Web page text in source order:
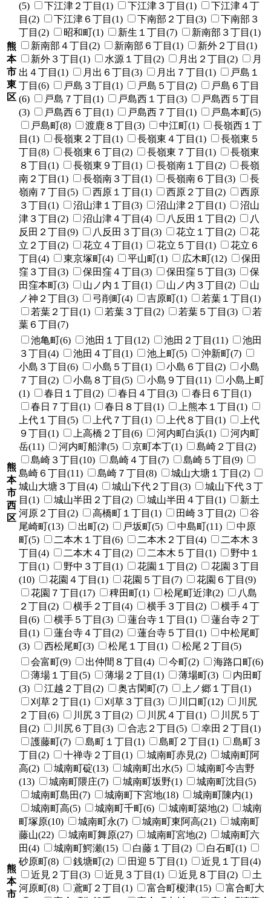
熊
本
市
東
区
(5)
下江津２丁目(1) 下江津３丁目(1)
下江津４丁
目(2)
下江津６丁目(1) 下南部２丁目(3)
下南部３
丁目(2)
昭和町(1) 新生１丁目(7)
新南部３丁目(1)
新南部４丁目(2)
新南部６丁目(1)
新外２丁目(1)
新外３丁目(1)
水源１丁目(2) 月出２丁目(2)
月
出４丁目(1)
月出６丁目(3) 月出７丁目(1)
戸島１
丁目(6)
戸島３丁目(1) 戸島５丁目(2)
戸島６丁目
(6)
戸島７丁目(1) 戸島西１丁目(3)
戸島西５丁目
(3)
戸島西６丁目(1) 戸島西７丁目(1)
戸島本町(5)
戸島町(8)
渡鹿８丁目(3) 中江町(1)
長嶺西１丁
目(1)
長嶺東２丁目(1) 長嶺東４丁目(1)
長嶺東５
丁目(8)
長嶺東６丁目(2) 長嶺東７丁目(1)
長嶺東
８丁目(1)
長嶺東９丁目(1) 長嶺南１丁目(2)
長嶺
南２丁目(1)
長嶺南３丁目(1) 長嶺南６丁目(3)
長
嶺南７丁目(5)
西原１丁目(1) 西原２丁目(2)
西原
３丁目(1)
沼山津１丁目(3) 沼山津２丁目(1)
沼山
津３丁目(2)
沼山津４丁目(4) 八反田１丁目(2)
八
反田２丁目(9)
八反田３丁目(3) 花立１丁目(2)
花
立２丁目(2)
花立４丁目(1) 花立５丁目(1)
花立６
丁目(4)
東京塚町(4) 平山町(1) 広木町(12)
保田
窪３丁目(3)
保田窪４丁目(3) 保田窪５丁目(3)
保
田窪本町(3)
山ノ内１丁目(1) 山ノ内３丁目(2)
山
ノ神２丁目(3)
弓削町(4) 吉原町(1)
若葉１丁目(1)
若葉２丁目(1)
若葉３丁目(2) 若葉５丁目(3)
若
葉６丁目(7)
熊
本
市
西
区
池亀町(6) 池田１丁目(12) 池田２丁目(11)
池田
３丁目(4)
池田４丁目(1) 池上町(5)
沖新町(7)
小島３丁目(6)
小島５丁目(1) 小島６丁目(2)
小島
７丁目(2)
小島８丁目(5) 小島９丁目(11)
小島上町
(1)
春日１丁目(2) 春日４丁目(3)
春日６丁目(1)
春日７丁目(1)
春日８丁目(1)
上熊本１丁目(1)
上代１丁目(5)
上代７丁目(1) 上代８丁目(1)
上代
９丁目(1)
上高橋２丁目(6) 河内町白浜(1)
河内町
岳(11)
河内町船津(5) 京町本丁(1)
島崎２丁目(2)
島崎３丁目(10)
島崎４丁目(7)
島崎５丁目(9)
島崎６丁目(11)
島崎７丁目(8)
城山大塘１丁目(2)
城山大塘３丁目(4)
城山下代２丁目(3)
城山下代３丁
目(1)
城山半田２丁目(2) 城山半田４丁目(1)
新土
河原２丁目(2)
高橋町１丁目(1) 田崎３丁目(2)
谷
尾崎町(13)
出町(2) 戸坂町(5) 中島町(11)
中原
町(5)
二本木１丁目(6) 二本木２丁目(4)
二本木３
丁目(4)
二本木４丁目(2) 二本木５丁目(1)
野中１
丁目(1)
野中３丁目(1) 花園１丁目(2)
花園３丁目
(10)
花園４丁目(1) 花園５丁目(7)
花園６丁目(9)
花園７丁目(17)
稗田町(1) 松尾町近津(2)
八島
２丁目(2)
横手２丁目(4) 横手３丁目(2)
横手４丁
目(6)
横手５丁目(3) 蓮台寺１丁目(1)
蓮台寺２丁
目(1)
蓮台寺４丁目(2) 蓮台寺５丁目(1)
中松尾町
(3)
西松尾町(3) 松尾１丁目(1) 松尾２丁目(5)
熊
本
市
会富町(9) 出仲間８丁目(4) 今町(2)
海路口町(6)
薄場１丁目(5)
薄場２丁目(1) 薄場町(3)
内田町
(3)
江越２丁目(2) 奥古閑町(7)
上ノ郷１丁目(1)
刈草２丁目(1)
刈草３丁目(3) 川口町(12)
川尻
２丁目(6)
川尻３丁目(2) 川尻４丁目(1)
川尻５丁
目(2)
川尻６丁目(3) 合志２丁目(5)
幸田２丁目(1)
護藤町(7)
島町１丁目(1) 島町２丁目(1)
島町３
丁目(2)
十禅寺２丁目(1) 城南町赤見(2)
城南町阿
高(2)
城南町碇(13) 城南町出水(5)
城南町今吉野
(13)
城南町隈庄(7) 城南町坂野(1)
城南町沈目(5)
城南町島田(7)
城南町下宮地(18)
城南町陳内(1)
城南町高(5)
城南町千町(6) 城南町築地(2)
城南
町塚原(10)
城南町永(7) 城南町東阿高(21)
城南町
藤山(22)
城南町舞原(27) 城南町宮地(2)
城南町六
田(4)
城南町鰐瀬(15) 白藤１丁目(2)
白石町(1)
砂原町(8)
銭塘町(2) 田迎５丁目(1)
近見１丁目(4)
近見２丁目(3)
近見３丁目(1) 近見８丁目(2)
土
河原町(8)
鳶町２丁目(1) 富合町榎津(15)
富合町大